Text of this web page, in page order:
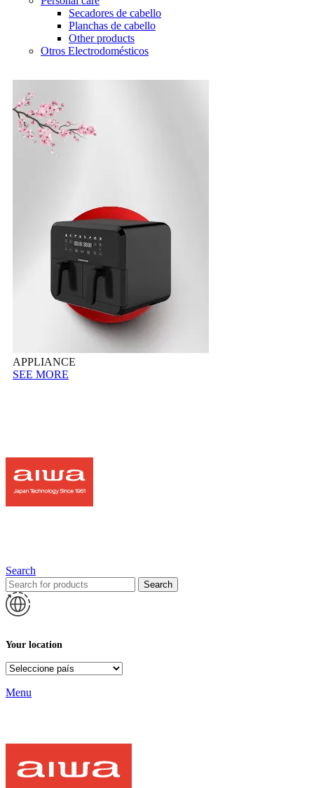
Secadores de cabello
Planchas de cabello
Other products
Otros Electrodomésticos
APPLIANCE
SEE MORE
Search
Search
Your location
Menu